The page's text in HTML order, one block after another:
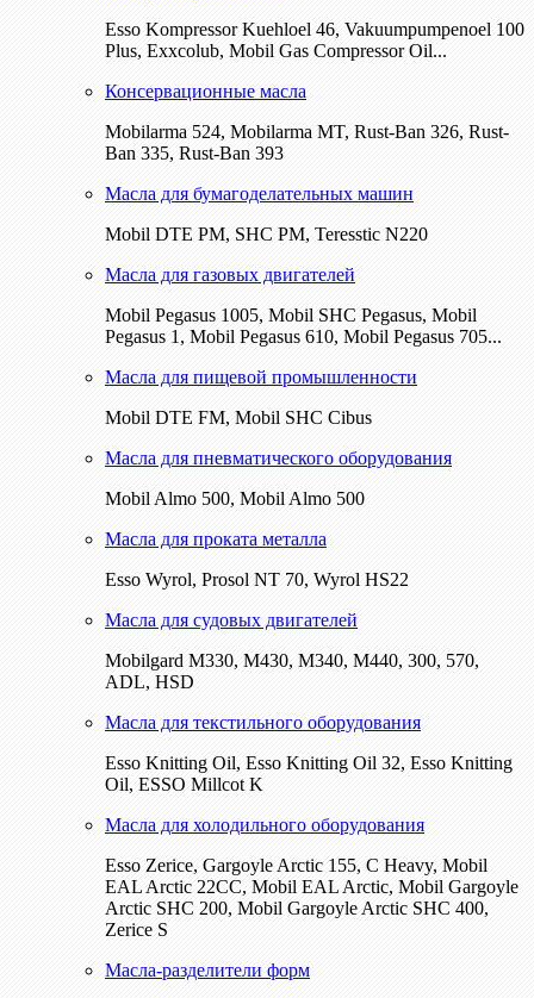
Esso Kompressor Kuehloel 46, Vakuumpumpenoel 100
Plus, Exxcolub, Mobil Gas Compressor Oil...
Консервационные масла
Mobilarma 524, Mobilarma MT, Rust-Ban 326, Rust-
Ban 335, Rust-Ban 393
Масла для бумагоделательных машин
Mobil DTE РМ, SHC PM, Teresstic N220
Масла для газовых двигателей
Mobil Pegasus 1005, Mobil SHC Pegasus, Mobil
Pegasus 1, Mobil Pegasus 610, Mobil Pegasus 705...
Масла для пищевой промышленности
Mobil DTE FM, Mobil SHC Cibus
Масла для пневматического оборудования
Mobil Almo 500, Mobil Almo 500
Масла для проката металла
Esso Wyrol, Prosol NT 70, Wyrol HS22
Масла для судовых двигателей
Mobilgard M330, M430, M340, M440, 300, 570,
ADL, HSD
Масла для текстильного оборудования
Esso Knitting Oil, Esso Knitting Oil 32, Esso Knitting
Oil, ESSO Millcot K
Масла для холодильного оборудования
Esso Zerice, Gargoyle Arctic 155, С Heavy, Mobil
EAL Arctic 22CC, Mobil EAL Arctic, Mobil Gargoyle
Arctic SHC 200, Mobil Gargoyle Arctic SHC 400,
Zerice S
Масла-разделители форм